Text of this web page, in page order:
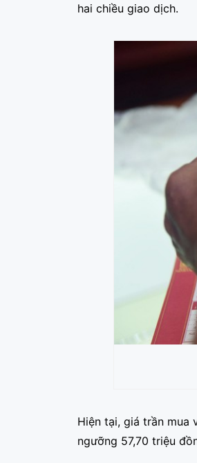
hai chiều giao dịch.
Hiện tại, giá trần mua
ngưỡng 57,70 triệu